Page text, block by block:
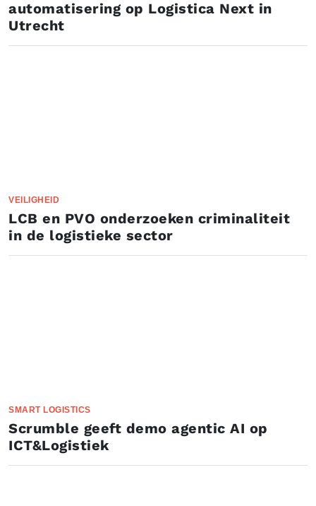
automatisering op Logistica Next in
Utrecht
VEILIGHEID
LCB en PVO onderzoeken criminaliteit
in de logistieke sector
SMART LOGISTICS
Scrumble geeft demo agentic AI op
ICT&Logistiek